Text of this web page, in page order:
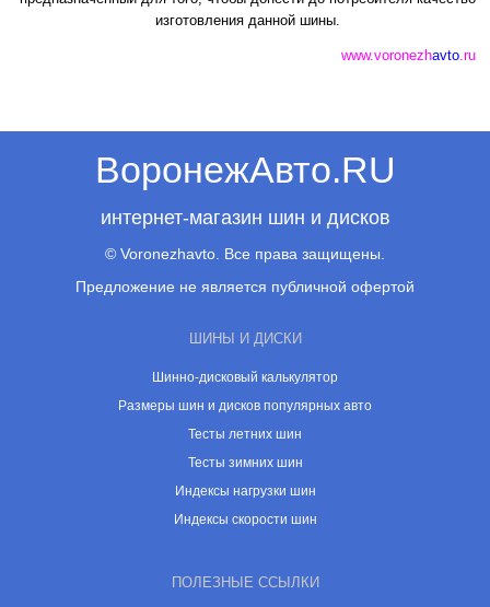
изготовления данной шины.
www.voronezhavto.ru
ВоронежАвто.RU
интернет-магазин шин и дисков
© Voronezhavto. Все права защищены.
Предложение не является публичной офертой
ШИНЫ И ДИСКИ
Шинно-дисковый калькулятор
Размеры шин и дисков популярных авто
Тесты летних шин
Тесты зимних шин
Индексы нагрузки шин
Индексы скорости шин
ПОЛЕЗНЫЕ ССЫЛКИ